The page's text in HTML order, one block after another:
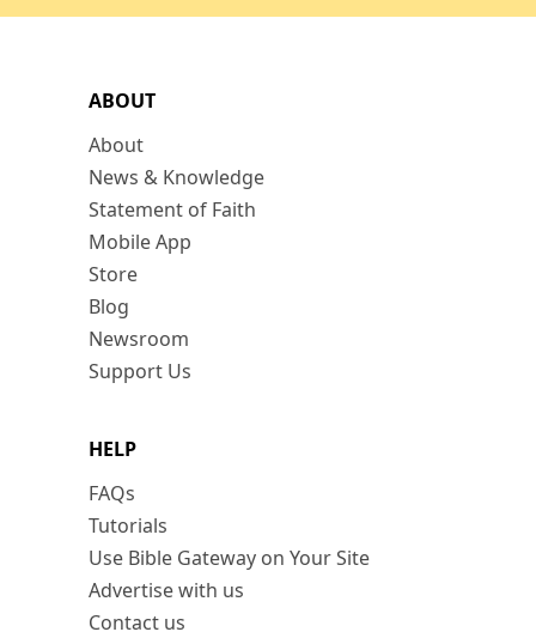
ABOUT
About
News & Knowledge
Statement of Faith
Mobile App
Store
Blog
Newsroom
Support Us
HELP
FAQs
Tutorials
Use Bible Gateway on Your Site
Advertise with us
Contact us